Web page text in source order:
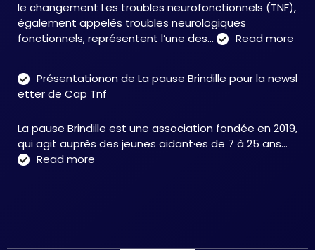
aux
TNF
le changement Les troubles neurofonctionnels (TNF),
également appelés troubles neurologiques
fonctionnels, représentent l’une des…
Read more
:
Présentationon de La pause Brindille pour la newsl
etter de Cap Tnf
La pause Brindille est une association fondée en 2019,
qui agit auprès des jeunes aidant·es de 7 à 25 ans…
Read more